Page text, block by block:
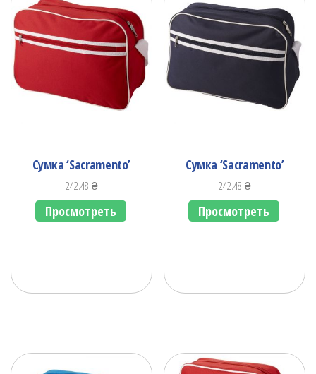
Сумка ‘Sacramento’
242.48 ₴
Просмотреть
Сумка ‘Sacramento’
242.48₴
Просмотреть